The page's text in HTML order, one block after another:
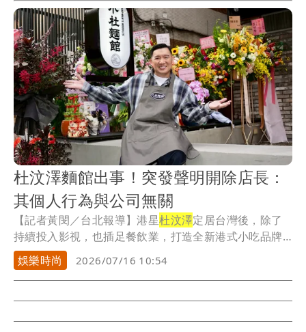
杜汶澤麵館出事！突發聲明開除店長：
其個人行為與公司無關
【記者黃閔／台北報導】港星杜汶澤定居台灣後，除了
持續投入影視，也插足餐飲業，打造全新港式小吃品牌
「小...
娛樂時尚 2026/07/16 10:54